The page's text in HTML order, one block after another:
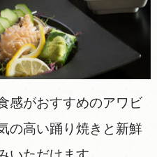
感がおすすめのアワビ
の高い踊り焼きと新鮮